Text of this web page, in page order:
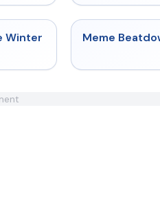
★ 4.7
Winter Meme